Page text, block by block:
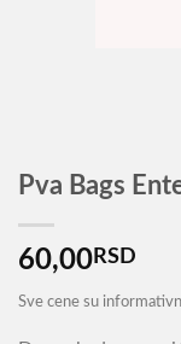
Pva Bags
60,00RSD
Sve cene su